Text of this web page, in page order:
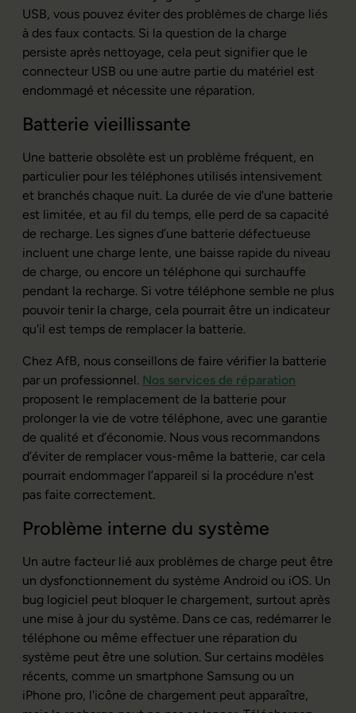
USB, vous pouvez éviter des problèmes de charge liés
à des faux contacts. Si la question de la charge
persiste après nettoyage, cela peut signifier que le
connecteur USB ou une autre partie du matériel est
endommagé et nécessite une réparation.
Batterie vieillissante
Une batterie obsolète est un problème fréquent, en
particulier pour les téléphones utilisés intensivement
et branchés chaque nuit. La durée de vie d'une batterie
est limitée, et au fil du temps, elle perd de sa capacité
de recharge. Les signes d’une batterie défectueuse
incluent une charge lente, une baisse rapide du niveau
de charge, ou encore un téléphone qui surchauffe
pendant la recharge. Si votre téléphone semble ne plus
pouvoir tenir la charge, cela pourrait être un indicateur
qu'il est temps de remplacer la batterie.
Chez AfB, nous conseillons de faire vérifier la batterie
par un professionnel. Nos services de réparation
proposent le remplacement de la batterie pour
prolonger la vie de votre téléphone, avec une garantie
de qualité et d’économie. Nous vous recommandons
d’éviter de remplacer vous-même la batterie, car cela
pourrait endommager l’appareil si la procédure n'est
pas faite correctement.
Problème interne du système
Un autre facteur lié aux problèmes de charge peut être
un dysfonctionnement du système Android ou iOS. Un
bug logiciel peut bloquer le chargement, surtout après
une mise à jour du système. Dans ce cas, redémarrer le
téléphone ou même effectuer une réparation du
système peut être une solution. Sur certains modèles
récents, comme un smartphone Samsung ou un
iPhone pro, l'icône de chargement peut apparaître,